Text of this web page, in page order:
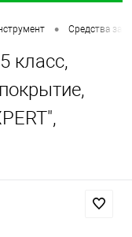
• Средства
класс,